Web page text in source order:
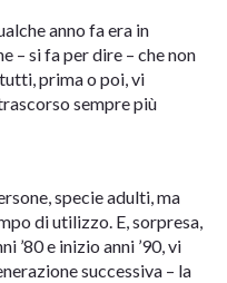
anno fa era in
– si fa per dire – che non
prima o poi, vi
sempre più
specie adulti, ma
di utilizzo. E, sorpresa,
’80 e inizio anni ’90, vi
successiva – la